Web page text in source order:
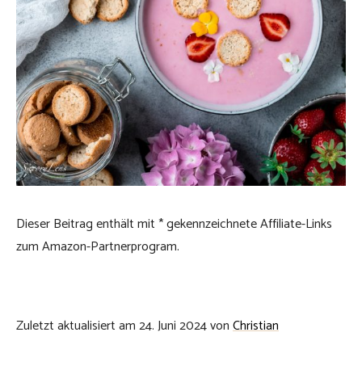
Dieser Beitrag enthält mit * gekennzeichnete Affiliate-Links
zum Amazon-Partnerprogram.
Zuletzt aktualisiert am 24. Juni 2024 vonChristian